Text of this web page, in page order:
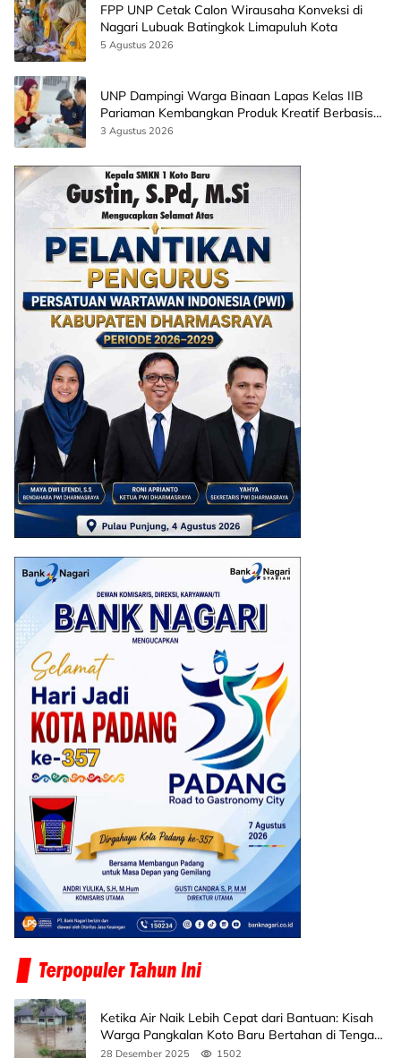
FPP UNP Cetak Calon Wirausaha Konveksi di
Nagari Lubuak Batingkok Limapuluh Kota
5 Agustus 2026
UNP Dampingi Warga Binaan Lapas Kelas IIB
Pariaman Kembangkan Produk Kreatif Berbasis
AI
3 Agustus 2026
Ketika Air Naik Lebih Cepat dari Bantuan: Kisah
Warga Pangkalan Koto Baru Bertahan di Tengah
Banjir
28 Desember 2025 1502